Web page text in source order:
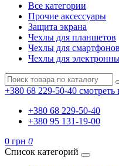
Все категории
Прочие аксессуары
Защита экрана
Чехлы для планшетов
Чехлы для смартфонов
Чехлы для
+380 68 229-50-40 смотреть
+380 68 229-50-40
+380 95 131-19-00
0 грн 0
Список категорий